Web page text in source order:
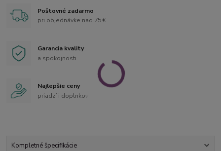
Poštovné zadarmo
pri objednávke nad 75 €
Garancia kvality
a spokojnosti
Najlepšie ceny
priadzí i doplnkov
Kompletné špecifikácie